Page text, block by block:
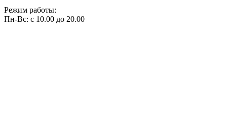
Режим работы:
Пн-Вс: с 10.00 до 20.00